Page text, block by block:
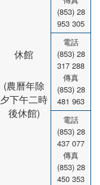
休館
(農曆年除
夕下午二時
後休館)
(853) 28
953 305
電話
(853) 28
317 288
傳真
(853) 28
481 963
電話
(853) 28
437 077
傳真
(853) 28
450 353